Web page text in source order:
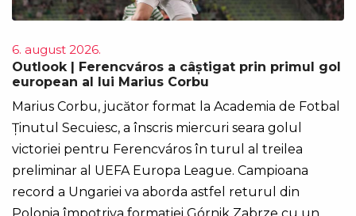
6. august 2026.
Outlook | Ferencváros a câștigat prin primul gol
european al lui Marius Corbu
Marius Corbu, jucător format la Academia de Fotbal
Ținutul Secuiesc, a înscris miercuri seara golul
victoriei pentru Ferencváros în turul al treilea
preliminar al UEFA Europa League. Campioana
record a Ungariei va aborda astfel returul din